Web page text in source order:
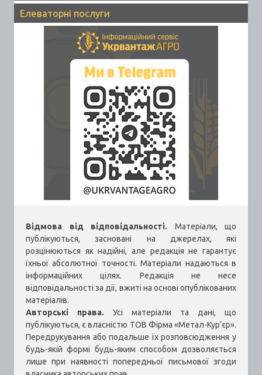
Елеваторні послуги
Відмова від відповідальності. Матеріали, що
публікуються, засновані на джерелах, які
розцінюються як надійні, але редакція не гарантує
їхньої абсолютної точності. Матеріали надаються в
інформаційних цілях. Редакція не несе
відповідальності за дії, вжиті на основі опублікованих
матеріалів.
Авторські права. Усі матеріали та дані, що
публікуються, є власністю ТОВ Фірма «Метал-Кур’єр».
Передрукування або подальше їх розповсюдження у
будь-якій формі будь-яким способом дозволяється
лише при наявності попередньої письмової згоди